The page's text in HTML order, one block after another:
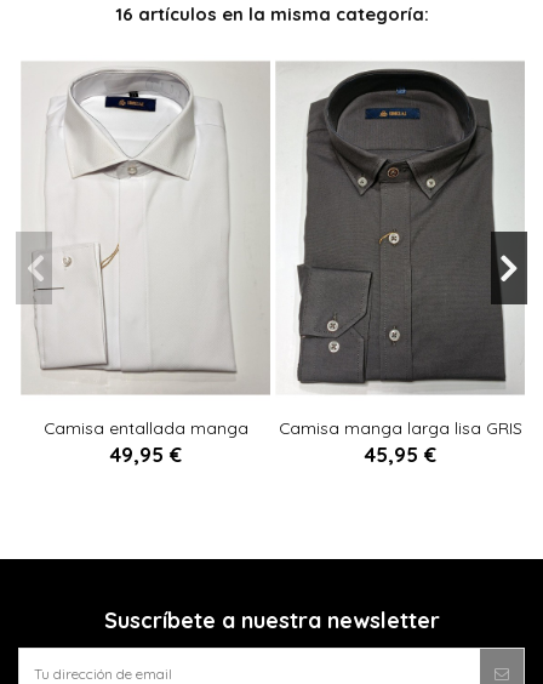
16 artículos en la misma categoría:
Camisa entallada manga
larga BLANCO
49,95 €
S
XL
XXL
3XL
4XL
Camisa manga larga lisa GRIS
MARENGO
45,95 €
M
Añadir al carrito
Suscríbete a nuestra newsletter